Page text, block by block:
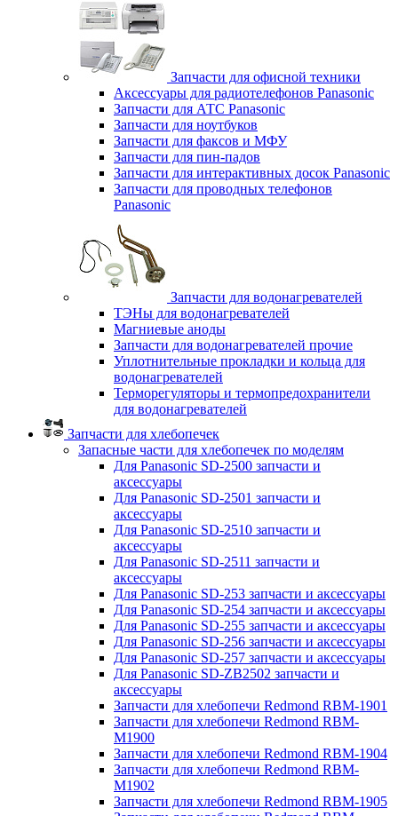
Запчасти для офисной техники
Аксессуары для радиотелефонов Panasonic
Запчасти для АТС Panasonic
Запчасти для ноутбуков
Запчасти для факсов и МФУ
Запчасти для пин-падов
Запчасти для интерактивных досок Panasonic
Запчасти для проводных телефонов
Panasonic
Запчасти для водонагревателей
ТЭНы для водонагревателей
Магниевые аноды
Запчасти для водонагревателей прочие
Уплотнительные прокладки и кольца для
водонагревателей
Терморегуляторы и термопредохранители
для водонагревателей
Запчасти для хлебопечек
Запасные части для хлебопечек по моделям
Для Panasonic SD-2500 запчасти и
аксессуары
Для Panasonic SD-2501 запчасти и
аксессуары
Для Panasonic SD-2510 запчасти и
аксессуары
Для Panasonic SD-2511 запчасти и
аксессуары
Для Panasonic SD-253 запчасти и аксессуары
Для Panasonic SD-254 запчасти и аксессуары
Для Panasonic SD-255 запчасти и аксессуары
Для Panasonic SD-256 запчасти и аксессуары
Для Panasonic SD-257 запчасти и аксессуары
Для Panasonic SD-ZB2502 запчасти и
аксессуары
Запчасти для хлебопечи Redmond RBM-1901
Запчасти для хлебопечи Redmond RBM-
M1900
Запчасти для хлебопечи Redmond RBM-1904
Запчасти для хлебопечи Redmond RBM-
M1902
Запчасти для хлебопечи Redmond RBM-1905